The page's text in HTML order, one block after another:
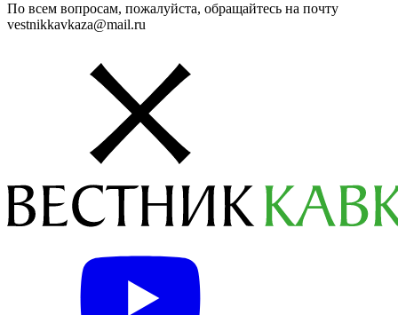
По всем вопросам, пожалуйста, обращайтесь на почту
vestnikkavkaza@mail.ru